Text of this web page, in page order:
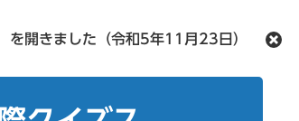
を開きました（令和5年11月23日）